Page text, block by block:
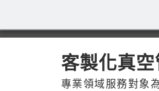
客製化真
專業領域服務對象